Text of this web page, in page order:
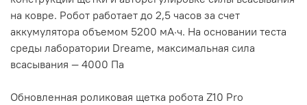
на ковре. Робот работает до 2,5 часов за счет
аккумулятора объемом 5200 мА·ч. На основании теста
среды лаборатории Dreame, максимальная сила
всасывания — 4000 Па
Обновленная роликовая щетка робота Z10 Pro